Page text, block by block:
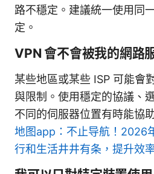
路不穩定。建議統一使用同
定。
VPN 會不會被我的網路
某些地區或某些 ISP 可能會
與限制。使用穩定的協議、
不同的伺服器位置有時能協
地图app：不止导航！2026
行和生活井井有条，提升效